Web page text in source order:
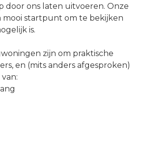
door ons laten uitvoeren. Onze
mooi startpunt om te bekijken
is.
zijn om praktische
en (mits anders afgesproken)